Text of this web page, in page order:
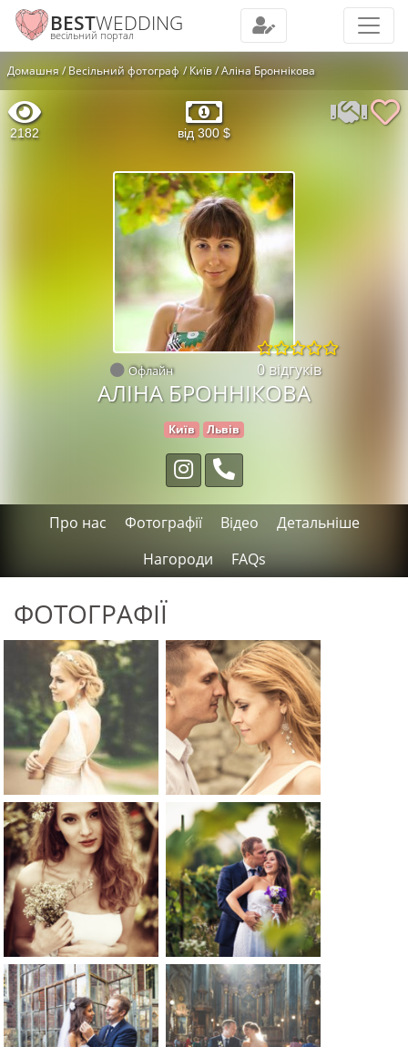
BESTWEDDING
весільний портал
Домашня Весільний фотограф Київ Аліна Броннікова
2182 від 300 $
Офлайн 0 відгуків
АЛІНА БРОННІКОВА
Київ Львів
Про нас Фотографії Відео
Детальніше
Нагороди
FAQs
ФОТОГРАФІЇ